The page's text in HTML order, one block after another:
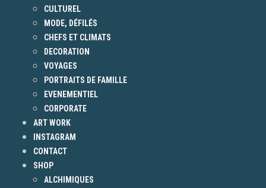
CULTUREL
MODE, DÉFILÉS
CHEFS ET CLIMATS
DECORATION
VOYAGES
PORTRAITS DE FAMILLE
EVENEMENTIEL
CORPORATE
ART WORK
INSTAGRAM
CONTACT
SHOP
ALCHIMIQUES